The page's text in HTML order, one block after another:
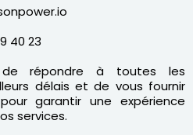
40 23
de répondre à toutes les
délais et de vous fournir
garantir une expérience
services.